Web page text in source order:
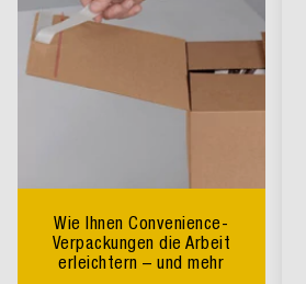
Wie Ihnen Convenience-
Verpackungen die Arbeit
erleichtern – und mehr